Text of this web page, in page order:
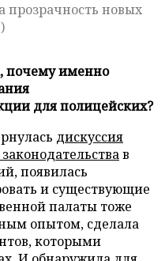
прозрачность новых
почему именно
для полицейских?
дискуссия
в
появилась
и существующие
палаты тоже
опытом, сделала
которыми